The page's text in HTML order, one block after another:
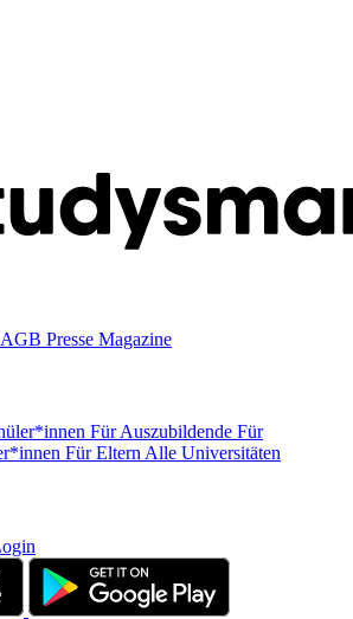
AGB Presse Magazine
Für Auszubildende Für
Für Eltern Alle Universitäten